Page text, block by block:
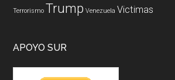
Terrorismo Trump Venezuela Victimas
APOYO SUR